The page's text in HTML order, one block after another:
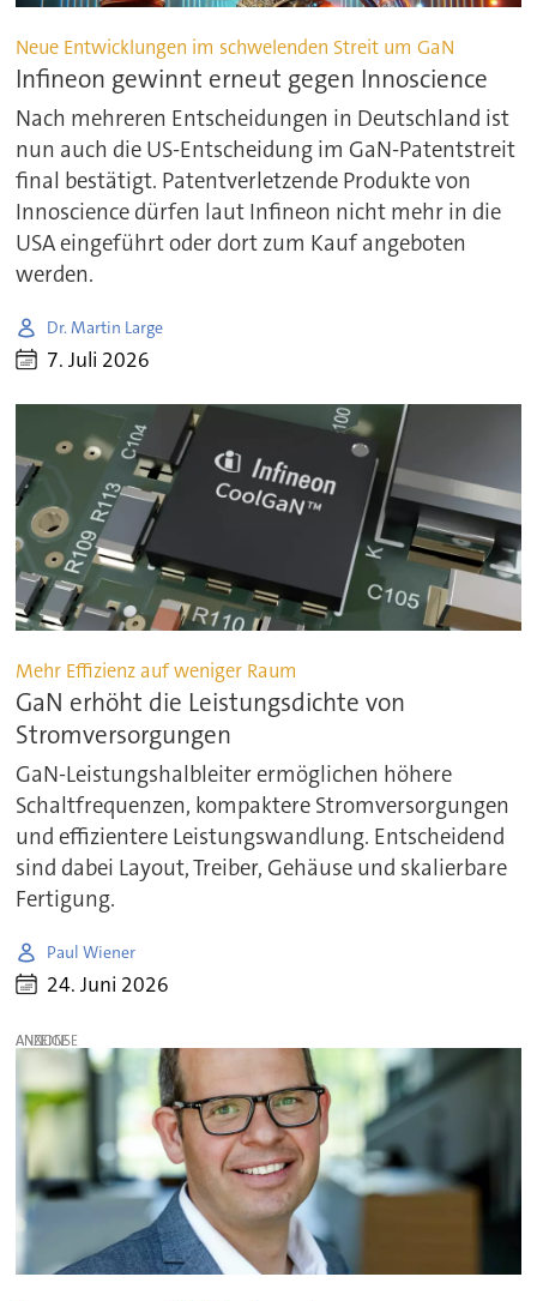
Neue Entwicklungen im schwelenden Streit um GaN
Infineon gewinnt erneut gegen Innoscience
Nach mehreren Entscheidungen in Deutschland ist
nun auch die US-Entscheidung im GaN-Patentstreit
final bestätigt. Patentverletzende Produkte von
Innoscience dürfen laut Infineon nicht mehr in die
USA eingeführt oder dort zum Kauf angeboten
werden.
Dr. Martin Large
7. Juli 2026
Mehr Effizienz auf weniger Raum
GaN erhöht die Leistungsdichte von
Stromversorgungen
GaN-Leistungshalbleiter ermöglichen höhere
Schaltfrequenzen, kompaktere Stromversorgungen
und effizientere Leistungswandlung. Entscheidend
sind dabei Layout, Treiber, Gehäuse und skalierbare
Fertigung.
Paul Wiener
24. Juni 2026
ANZEIGE